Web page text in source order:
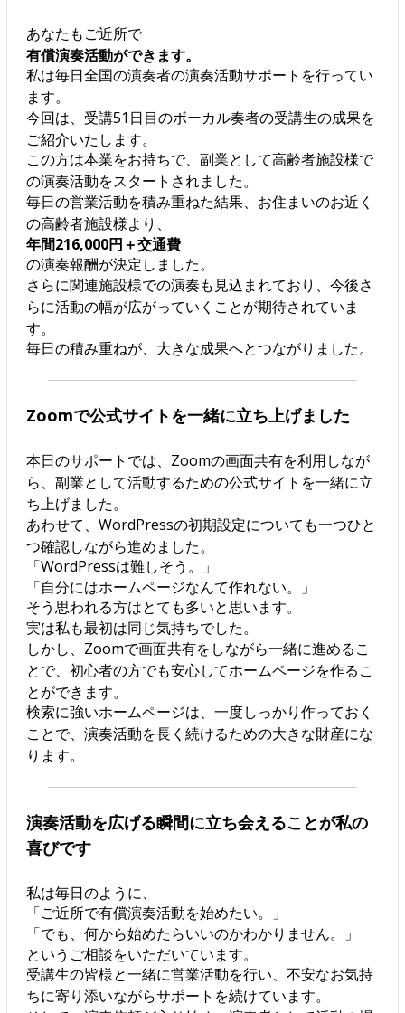
あなたもご近所で
有償演奏活動ができます。
私は毎日全国の演奏者の演奏活動サポートを行ってい
ます。
今回は、受講51日目のボーカル奏者の受講生の成果を
ご紹介いたします。
この方は本業をお持ちで、副業として高齢者施設様で
の演奏活動をスタートされました。
毎日の営業活動を積み重ねた結果、お住まいのお近く
の高齢者施設様より、
年間216,000円＋交通費
の演奏報酬が決定しました。
さらに関連施設様での演奏も見込まれており、今後さ
らに活動の幅が広がっていくことが期待されていま
す。
毎日の積み重ねが、大きな成果へとつながりました。
Zoomで公式サイトを一緒に立ち上げました
本日のサポートでは、Zoomの画面共有を利用しなが
ら、副業として活動するための公式サイトを一緒に立
ち上げました。
あわせて、WordPressの初期設定についても一つひと
つ確認しながら進めました。
「WordPressは難しそう。」
「自分にはホームページなんて作れない。」
そう思われる方はとても多いと思います。
実は私も最初は同じ気持ちでした。
しかし、Zoomで画面共有をしながら一緒に進めるこ
とで、初心者の方でも安心してホームページを作るこ
とができます。
検索に強いホームページは、一度しっかり作っておく
ことで、演奏活動を長く続けるための大きな財産にな
ります。
演奏活動を広げる瞬間に立ち会えることが私の
喜びです
私は毎日のように、
「ご近所で有償演奏活動を始めたい。」
「でも、何から始めたらいいのかわかりません。」
というご相談をいただいています。
受講生の皆様と一緒に営業活動を行い、不安なお気持
ちに寄り添いながらサポートを続けています。